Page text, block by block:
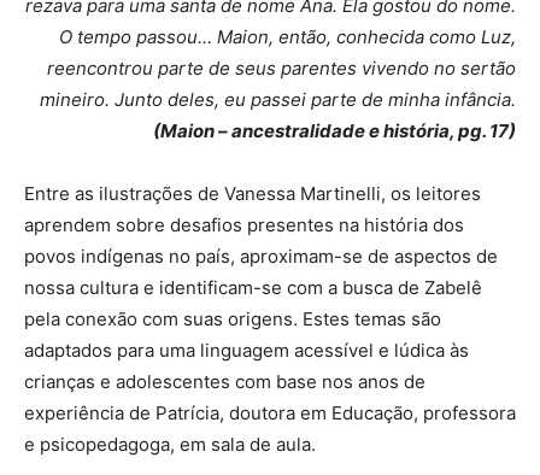
rezava para uma santa de nome Ana. Ela gostou do nome.
O tempo passou… Maion, então, conhecida como Luz,
reencontrou parte de seus parentes vivendo no sertão
mineiro. Junto deles, eu passei parte de minha infância.
(Maion – ancestralidade e história, pg. 17)
Entre as ilustrações de Vanessa Martinelli, os leitores
aprendem sobre desafios presentes na história dos
povos indígenas no país, aproximam-se de aspectos de
nossa cultura e identificam-se com a busca de Zabelê
pela conexão com suas origens. Estes temas são
adaptados para uma linguagem acessível e lúdica às
crianças e adolescentes com base nos anos de
experiência de Patrícia, doutora em Educação, professora
e psicopedagoga, em sala de aula.